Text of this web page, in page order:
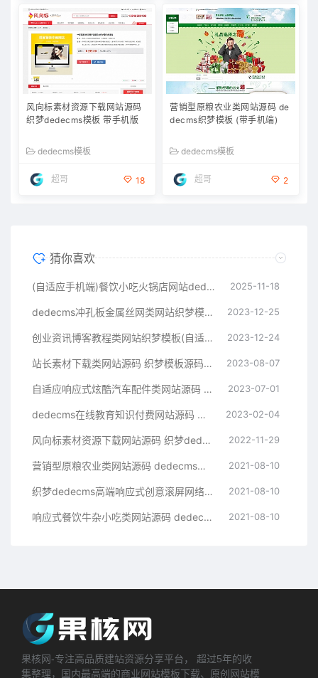
风向标素材资源下载网站源码
织梦dedecms模板 带手机版
dedecms模板
超哥 18
营销型原粮农业类网站源码 de
decms织梦模板 (带手机端)
dedecms模板
超哥 2
猜你喜欢
(自适应手机端)餐饮小吃火锅店网站dedecms源码 2025-11-18
dedecms冲孔板金属丝网类网站织梦模板(带手机端) 2023-12-25
创业资讯博客教程类网站织梦模板(自适应手机端) 2023-12-24
站长素材下载类网站源码 织梦模板源码下载站 2023-08-07
自适应响应式炫酷汽车配件类网站源码 html5高端大气汽车网站织梦模板 2023-07-01
dedecms在线教育知识付费网站源码 织梦模板带手机端集成支付功能评论 2023-02-04
风向标素材资源下载网站源码 织梦dedecms模板 带手机版 2022-11-29
营销型原粮农业类网站源码 dedecms织梦模板 (带手机端) 2021-08-10
织梦dedecms高端响应式创意滚屏网络设计建站公司网站模板 自适应手机端【站长亲测】 2021-08-10
响应式餐饮牛杂小吃类网站源码 dedecms织梦模板 (带手机端) 2021-08-10
果核网-专注高品质建站资源分享平台， 超过5年的收
集整理，国内最高端的商业网站模板下载、原创网站模